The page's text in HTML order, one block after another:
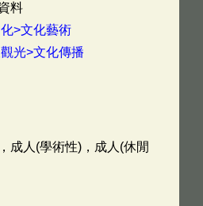
料
>文化藝術
光>文化傳播
成人(學術性)，成人(休閒